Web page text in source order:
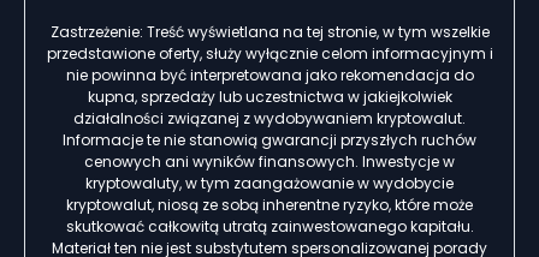
Zastrzeżenie: Treść wyświetlana na tej stronie, w tym wszelkie
przedstawione oferty, służy wyłącznie celom informacyjnym i
nie powinna być interpretowana jako rekomendacja do
kupna, sprzedaży lub uczestnictwa w jakiejkolwiek
działalności związanej z wydobywaniem kryptowalut.
Informacje te nie stanowią gwarancji przyszłych ruchów
cenowych ani wyników finansowych. Inwestycje w
kryptowaluty, w tym zaangażowanie w wydobycie
kryptowalut, niosą ze sobą inherentne ryzyko, które może
skutkować całkowitą utratą zainwestowanego kapitału.
Materiał ten nie jest substytutem spersonalizowanej porady